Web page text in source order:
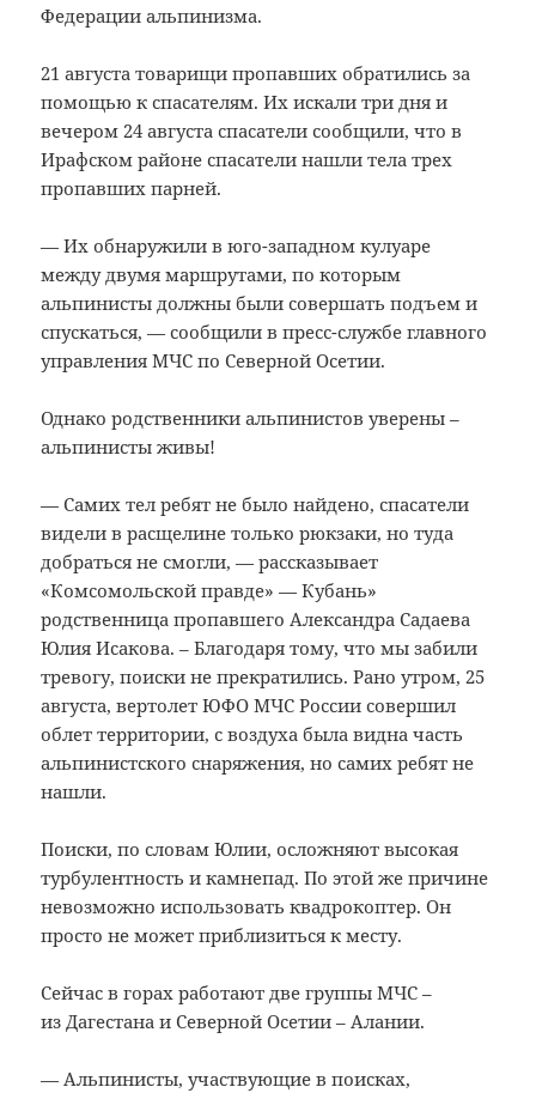
Федерации альпинизма.
21 августа товарищи пропавших обратились за
помощью к спасателям. Их искали три дня и
вечером 24 августа спасатели сообщили, что в
Ирафском районе спасатели нашли тела трех
пропавших парней.
— Их обнаружили в юго-западном кулуаре
между двумя маршрутами, по которым
альпинисты должны были совершать подъем и
спускаться, — сообщили в пресс-службе главного
управления МЧС по Северной Осетии.
Однако родственники альпинистов уверены –
альпинисты живы!
— Самих тел ребят не было найдено, спасатели
видели в расщелине только рюкзаки, но туда
добраться не смогли, — рассказывает
«Комсомольской правде» — Кубань»
родственница пропавшего Александра Садаева
Юлия Исакова. – Благодаря тому, что мы забили
тревогу, поиски не прекратились. Рано утром, 25
августа, вертолет ЮФО МЧС России совершил
облет территории, с воздуха была видна часть
альпинистского снаряжения, но самих ребят не
нашли.
Поиски, по словам Юлии, осложняют высокая
турбулентность и камнепад. По этой же причине
невозможно использовать квадрокоптер. Он
просто не может приблизиться к месту.
Сейчас в горах работают две группы МЧС –
из Дагестана и Северной Осетии – Алании.
— Альпинисты, участвующие в поисках,